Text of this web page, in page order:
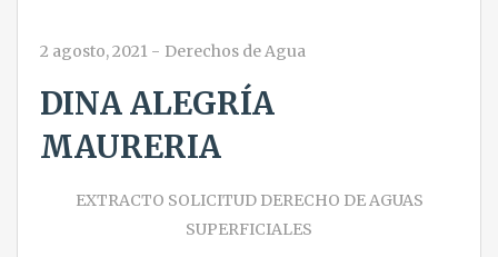
2 agosto, 2021 - Derechos de Agua
DINA ALEGRÍA
MAURERIA
EXTRACTO SOLICITUD DERECHO DE AGUAS
SUPERFICIALES